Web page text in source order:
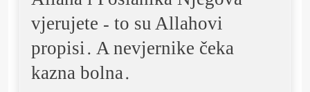
vjerujete - to su Allahovi
propisi. A nevjernike čeka
kazna bolna.